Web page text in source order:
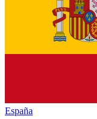
España